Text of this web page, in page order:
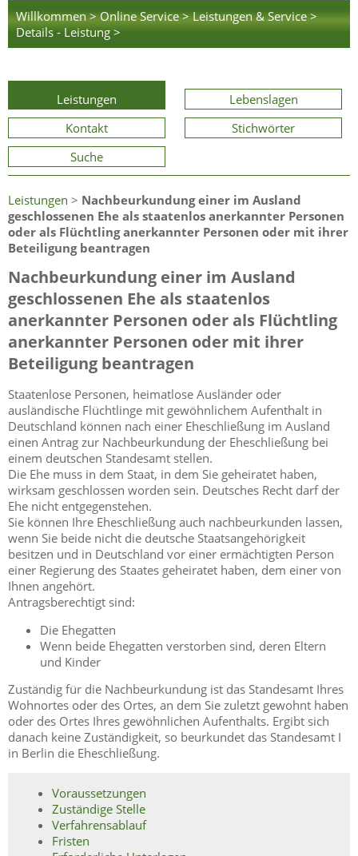
Willkommen > Online Service > Leistungen & Service >
Details - Leistung >
Leistungen
Lebenslagen
Kontakt
Stichwörter
Suche
Leistungen > Nachbeurkundung einer im Ausland
geschlossenen Ehe als staatenlos anerkannter Personen
oder als Flüchtling anerkannter Personen oder mit ihrer
Beteiligung beantragen
Nachbeurkundung einer im Ausland
geschlossenen Ehe als staatenlos
anerkannter Personen oder als Flüchtling
anerkannter Personen oder mit ihrer
Beteiligung beantragen
Staatenlose Personen, heimatlose Ausländer oder
ausländische Flüchtlinge mit gewöhnlichem Aufenthalt in
Deutschland können nach einer Eheschließung im Ausland
einen Antrag zur Nachbeurkundung der Eheschließung bei
einem deutschen Standesamt stellen.
Die Ehe muss in dem Staat, in dem Sie geheiratet haben,
wirksam geschlossen worden sein. Deutsches Recht darf der
Ehe nicht entgegenstehen.
Sie können Ihre Eheschließung auch nachbeurkunden lassen,
wenn Sie beide nicht die deutsche Staatsangehörigkeit
besitzen und in Deutschland vor einer ermächtigten Person
einer Regierung des Staates geheiratet haben, dem einer von
Ihnen angehört.
Antragsberechtigt sind:
Die Ehegatten
Wenn beide Ehegatten verstorben sind, deren Eltern
und Kinder
Zuständig für die Nachbeurkundung ist das Standesamt Ihres
Wohnortes oder des Ortes, an dem Sie zuletzt gewohnt haben
oder des Ortes Ihres gewöhnlichen Aufenthalts. Ergibt sich
danach keine Zuständigkeit, so beurkundet das Standesamt I
in Berlin die Eheschließung.
Voraussetzungen
Zuständige Stelle
Verfahrensablauf
Fristen